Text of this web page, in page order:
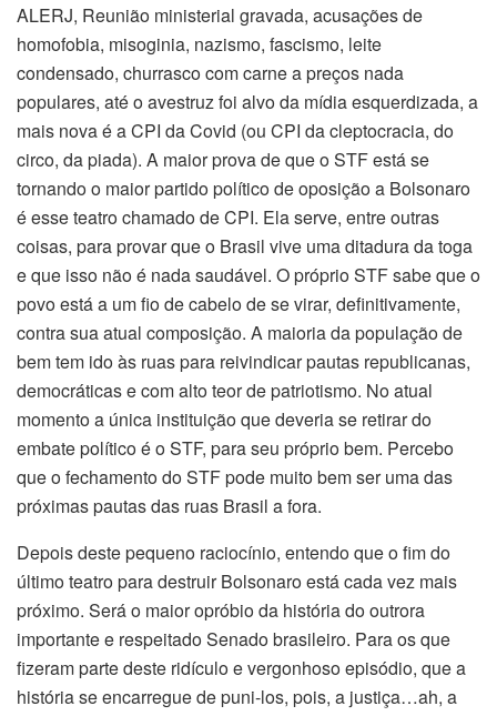
ALERJ, Reunião ministerial gravada, acusações de
homofobia, misoginia, nazismo, fascismo, leite
condensado, churrasco com carne a preços nada
populares, até o avestruz foi alvo da mídia esquerdizada, a
mais nova é a CPI da Covid (ou CPI da cleptocracia, do
circo, da piada). A maior prova de que o STF está se
tornando o maior partido político de oposição a Bolsonaro
é esse teatro chamado de CPI. Ela serve, entre outras
coisas, para provar que o Brasil vive uma ditadura da toga
e que isso não é nada saudável. O próprio STF sabe que o
povo está a um fio de cabelo de se virar, definitivamente,
contra sua atual composição. A maioria da população de
bem tem ido às ruas para reivindicar pautas republicanas,
democráticas e com alto teor de patriotismo. No atual
momento a única instituição que deveria se retirar do
embate político é o STF, para seu próprio bem. Percebo
que o fechamento do STF pode muito bem ser uma das
próximas pautas das ruas Brasil a fora.
Depois deste pequeno raciocínio, entendo que o fim do
último teatro para destruir Bolsonaro está cada vez mais
próximo. Será o maior opróbio da história do outrora
importante e respeitado Senado brasileiro. Para os que
fizeram parte deste ridículo e vergonhoso episódio, que a
história se encarregue de puni-los, pois, a justiça…ah, a